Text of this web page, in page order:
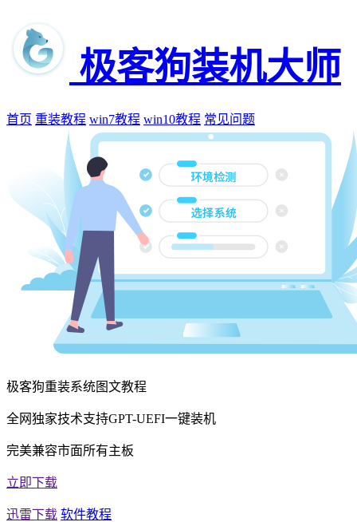
极客狗装机大师
首页 重装教程 win7教程 win10教程 常见问题
极客狗重装系统图文教程
全网独家技术支持GPT-UEFI一键装机
完美兼容市面所有主板
立即下载
迅雷下载 软件教程